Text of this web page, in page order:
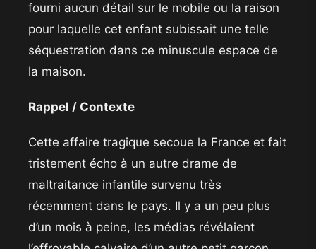
fourni aucun détail sur le mobile ou la raison
pour laquelle cet enfant subissait une telle
séquestration dans ce minuscule espace de
la maison.
Rappel / Contexte
​Cette affaire tragique secoue la France et fait
tristement écho à un autre drame de
maltraitance infantile survenu très
récemment dans le pays. Il y a un peu plus
d’un mois à peine, les médias révélaient